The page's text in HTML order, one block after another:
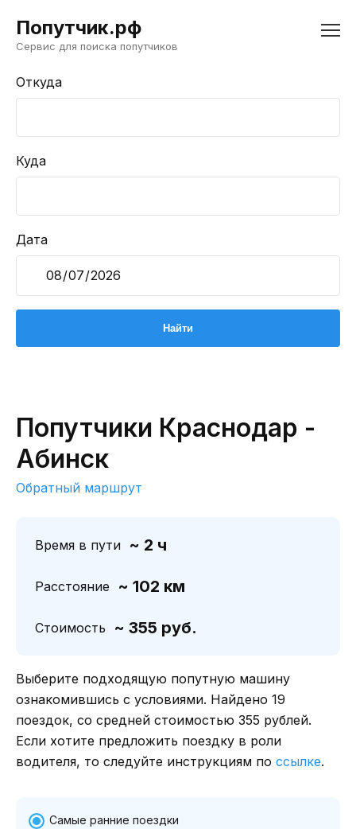
Попутчик.рф
Сервис для поиска попутчиков
Откуда
Куда
Дата
Попутчики Краснодар -
Абинск
Обратный маршрут
Время в пути ~ 2 ч
Расстояние ~ 102 км
Стоимость ~ 355 руб.
Выберите подходящую попутную машину
ознакомившись с условиями. Найдено 19
поездок, со средней стоимостью 355 рублей.
Если хотите предложить поездку в роли
водителя, то следуйте инструкциям по ссылке.
Самые ранние поездки